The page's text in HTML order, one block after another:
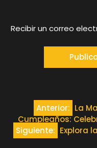
Recibir un correo
Navegación
de
Anterior: La
Cumpleaños:
Siguiente: Explora